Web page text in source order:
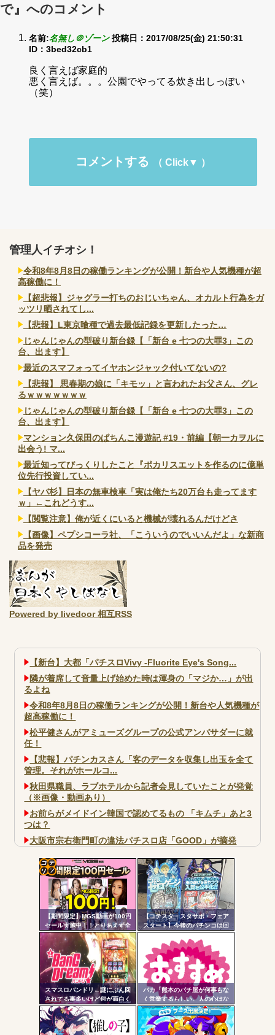
で』へのコメント
名前:名無し＠ゾーン 投稿日：2017/08/25(金) 21:50:31
ID：3bed32cb1
良く言えば家庭的
悪く言えば。。。公園でやってる炊き出しっぽい
（笑）
コメントする
管理人イチオシ！
令和8年8月8日の稼働ランキングが公開！新台や人気機種が超
高稼働に！
【超悲報】ジャグラー打ちのおじいちゃん、オカルト行為をガ
ッツリ晒されてし...
【悲報】L東京喰種で過去最低記録を更新したった…
じゃんじゃんの型破り新台録【「新台 e 七つの大罪3」この
台、出ます】
最近のスマフォってイヤホンジャック付いてないの?
【悲報】 思春期の娘に「キモッ」と言われたお父さん、グレ
るｗｗｗｗｗｗｗ
じゃんじゃんの型破り新台録【「新台 e 七つの大罪3」この
台、出ます】
マンション久保田のぱちんこ漫遊記 #19・前編【朝一カヲルに
出会う! マ...
最近知ってびっくりしたこと『ポカリスエットを作るのに億単
位先行投資してい...
【ヤバ杉】日本の無車検車「実は俺たち20万台も走ってます
ｗ」←これどうす...
【閲覧注意】俺が近くにいると機械が壊れるんだけどさ
【画像】ペプシコーラ社、「こういうのでいいんだよ」な新商
品を発売
Powered by livedoor 相互RSS
【新台】大都「パチスロVivy -Fluorite Eye's Song...
隣が着席して音量上げ始めた時は渾身の「マジか…」が出
るよね
令和8年8月8日の稼働ランキングが公開！新台や人気機種が
超高稼働に！
松平健さんがアミューズグループの公式アンバサダーに就
任！
【悲報】パチンカスさん「客のデータを収集し出玉を全て
管理。それがホールコ...
秋田県職員、ラブホテルから記者会見していたことが発覚
（※画像・動画あり）
お前らがメイドイン韓国で認めてるもの 「キムチ」あと3
つは？
大阪市宗右衛門町の違法パチスロ店「GOOD」が摘発
パチンコで人気のないキャラを青色担当にするのやめろや
ワイ、パチンコ屋店員の目の前で会員カードを握り潰し
「今までありがとう」と...
無職のパチンコカス(22)なんやが、ワイの人生どれくらい
ヤバいか教えて？...
AngelBeats!とかいうクソアニメの思い出ｗｗｗ
Powered by livedoor 相互RSS
【期間限定】MGS動画が100円
セール実施中！！とりあえず全
部買うやろｗｗｗｗｗ
【コテスタ・スタサポ・フェア
スタート】今後のパチンコは回
数固定系必須でいいよな。そし
て釘は完全に廃止するべき
スマスロバンドリ←謎にぶん回
されてる事多いけど何が面白く
て打ってるの？？？
バカ「熊本のパチ屋が何事もな
く営業するらしい。人の心はな
いのか」←なんでも自粛させた
がるヤツって害悪だよな
コテ
リン
- 固
定リ
ンク
自動
更新
ツー
ル